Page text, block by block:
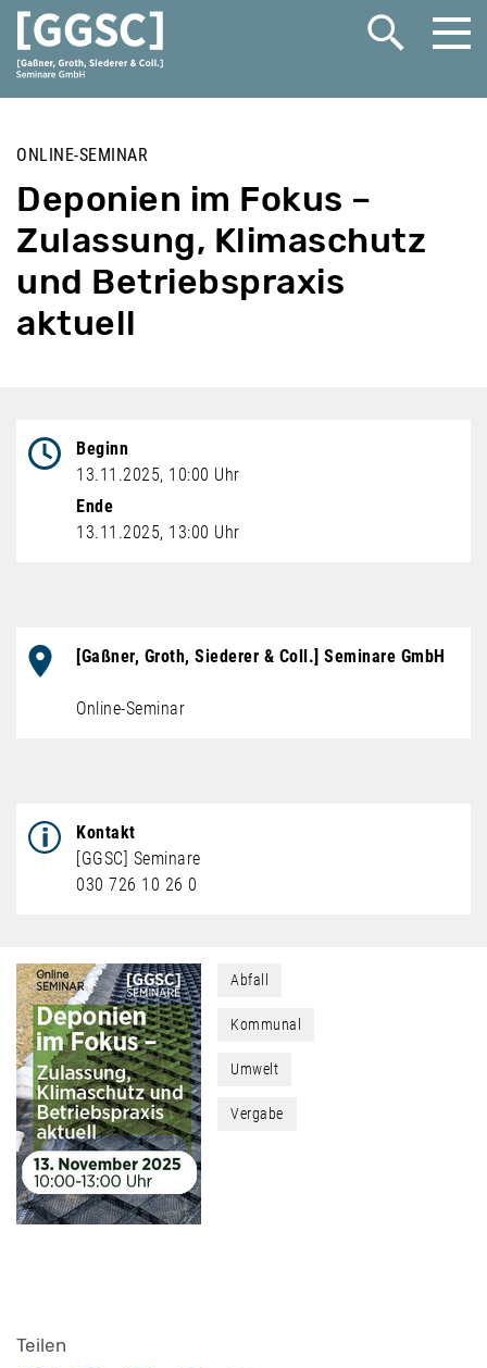
Suche öffnen
ONLINE-SEMINAR
Deponien im Fokus –
Zulassung, Klimaschutz
und Betriebspraxis
aktuell
Veranstaltungsdatum
Beginn
13.11.2025, 10:00 Uhr
Ende
13.11.2025, 13:00 Uhr
Veranstaltungsort
[Gaßner, Groth, Siederer & Coll.] Seminare GmbH
Online-Seminar
Kontakt
[GGSC] Seminare
030 726 10 26 0
Abfall
Kommunal
Umwelt
Vergabe
Teilen